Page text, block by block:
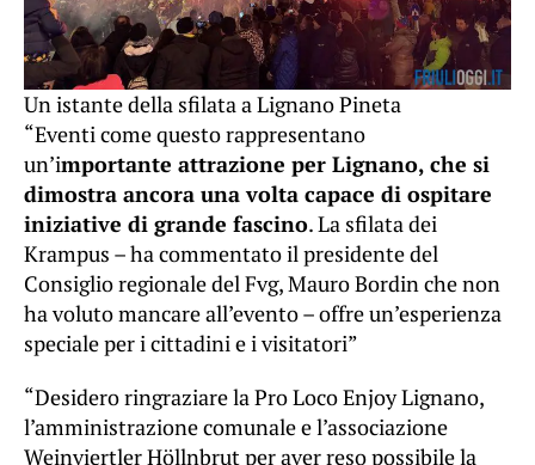
Un istante della sfilata a Lignano Pineta
“Eventi come questo rappresentano
un’importante attrazione per Lignano, che si
dimostra ancora una volta capace di ospitare
iniziative di grande fascino. La sfilata dei
Krampus – ha commentato il presidente del
Consiglio regionale del Fvg, Mauro Bordin che non
ha voluto mancare all’evento – offre un’esperienza
speciale per i cittadini e i visitatori”
“Desidero ringraziare la Pro Loco Enjoy Lignano,
l’amministrazione comunale e l’associazione
Weinviertler Höllnbrut per aver reso possibile la